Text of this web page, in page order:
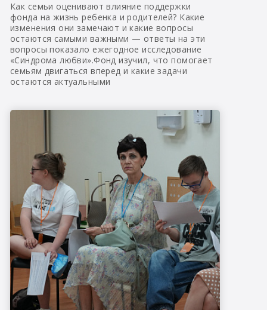
Как семьи оценивают влияние поддержки
фонда на жизнь ребенка и родителей? Какие
изменения они замечают и какие вопросы
остаются самыми важными — ответы на эти
вопросы показало ежегодное исследование
«Синдрома любви».Фонд изучил, что помогает
семьям двигаться вперед и какие задачи
остаются актуальными